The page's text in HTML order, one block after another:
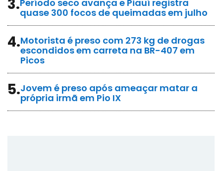
3.Período seco avança e Piauí registra
quase 300 focos de queimadas em julho
4.Motorista é preso com 273 kg de drogas
escondidos em carreta na BR-407 em
Picos
5.Jovem é preso após ameaçar matar a
própria irmã em Pio IX